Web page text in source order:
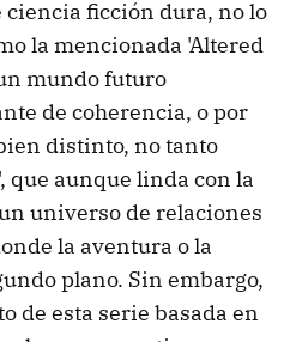
ficción dura, no lo
la mencionada 'Altered
mundo futuro
de coherencia, o por
distinto, no tanto
que aunque linda con la
universo de relaciones
la aventura o la
plano. Sin embargo,
de esta serie basada en